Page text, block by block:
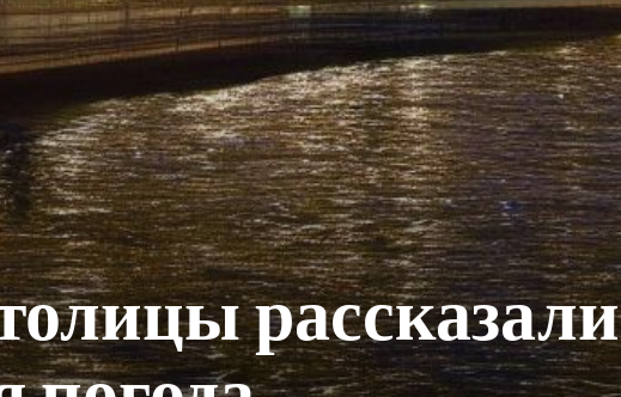
рассказали